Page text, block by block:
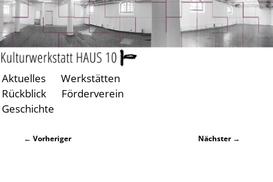
Zum
primären
Inhalt
Zum
sekundären
Inhalt
Aktuelles
Werkstätten
Rückblick
Förderverein
Geschichte
Beitragsnavigation
← Vorheriger Nächster →